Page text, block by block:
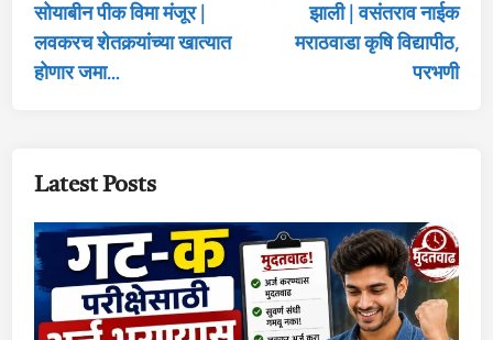
सोयाबीन पीक विमा मंजूर |
लवकरच शेतकर्‍यांच्या खात्यात
होणार जमा…
झाली | वसंतराव नाईक
मराठवाडा कृषि विद्यापीठ,
परभणी
Latest Posts